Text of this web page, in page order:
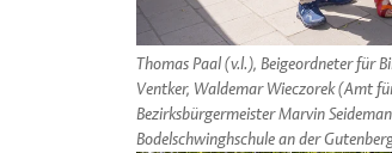
Thomas Paal (v.l.), Beigeordneter für
Ventker, Waldemar Wieczorek (Amt
Bezirksbürgermeister Marvin
Bodelschwinghschule an der